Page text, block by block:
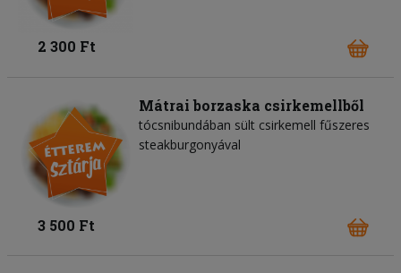
2 300 Ft
Mátrai borzaska csirkemellből
tócsnibundában sült csirkemell fűszeres
steakburgonyával
3 500 Ft